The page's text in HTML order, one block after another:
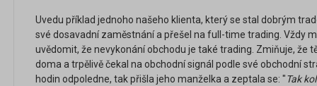
Uvedu příklad jednoho našeho klienta, který se stal dobrým
své dosavadní zaměstnání a přešel na full-time trading. Vždy
uvědomit, že nevykonání obchodu je také trading. Zmiňuje, že
doma a trpělivě čekal na obchodní signál podle své obchodní
hodin odpoledne, tak přišla jeho manželka a zeptala se: "Tak